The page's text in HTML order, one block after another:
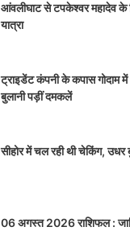
आंवलीघाट से टपकेश्वर महादेव के
यात्रा
ट्राइडेंट कंपनी के कपास गोदाम
बुलानी पड़ीं दमकलें
सीहोर में चल रही थी चेकिंग, उधर
06 अगस्त 2026 राशिफल :